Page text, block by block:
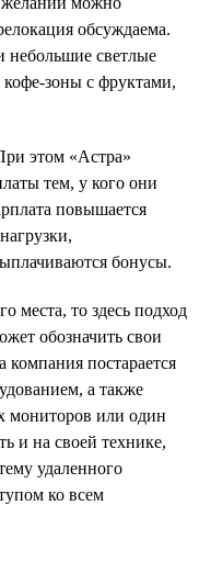
обсуждаема.
светлые
кофе-зоны с фруктами,
этом «Астра»
тем, у кого они
повышается
бонусы.
места, то здесь подход
обозначить свои
постарается
а также
мониторов или один
и на своей технике,
удаленного
ко всем